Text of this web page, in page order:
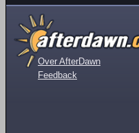
Over AfterDawn
Feedback